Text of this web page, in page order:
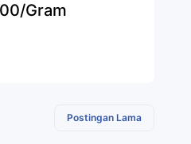
Gram
Postingan Lama